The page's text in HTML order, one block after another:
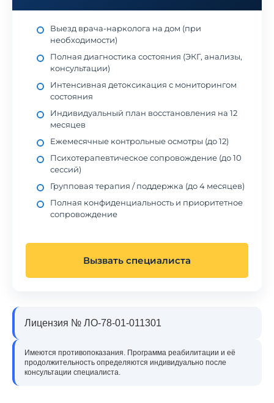
Выезд врача-нарколога на дом (при
необходимости)
Полная диагностика состояния (ЭКГ, анализы,
консультации)
Интенсивная детоксикация с мониторингом
состояния
Индивидуальный план восстановления на 12
месяцев
Ежемесячные контрольные осмотры (до 12)
Психотерапевтическое сопровождение (до 10
сессий)
Групповая терапия / поддержка (до 4 месяцев)
Полная конфиденциальность и приоритетное
сопровождение
Вызвать специалиста
Лицензия № ЛО-78-01-011301
Имеются противопоказания. Программа реабилитации и её
продолжительность определяются индивидуально после
консультации специалиста.